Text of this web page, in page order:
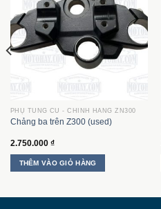
PHỤ TÙNG CŨ - CHÍNH HÃNG ZN300
Chảng ba trên Z300 (used)
2.750.000 ₫
THÊM VÀO GIỎ HÀNG